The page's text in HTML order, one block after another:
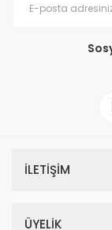
İLETİŞİM
ÜYELİK